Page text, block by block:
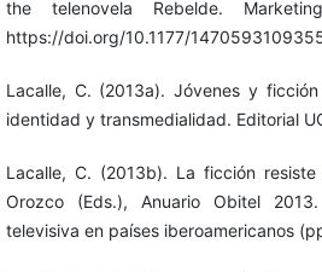
the telenovela Rebelde.
https://doi.org/10.1177/
Lacalle, C. (2013a). Jóvenes y
identidad y transmedialidad. Editorial
Lacalle, C. (2013b). La ficción
Orozco (Eds.), Anuario Obitel
televisiva en países iberoamericanos